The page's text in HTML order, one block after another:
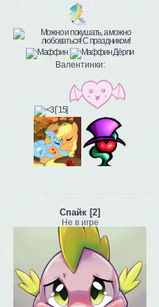
Валентинки:
Спайк [2]
Не в игре